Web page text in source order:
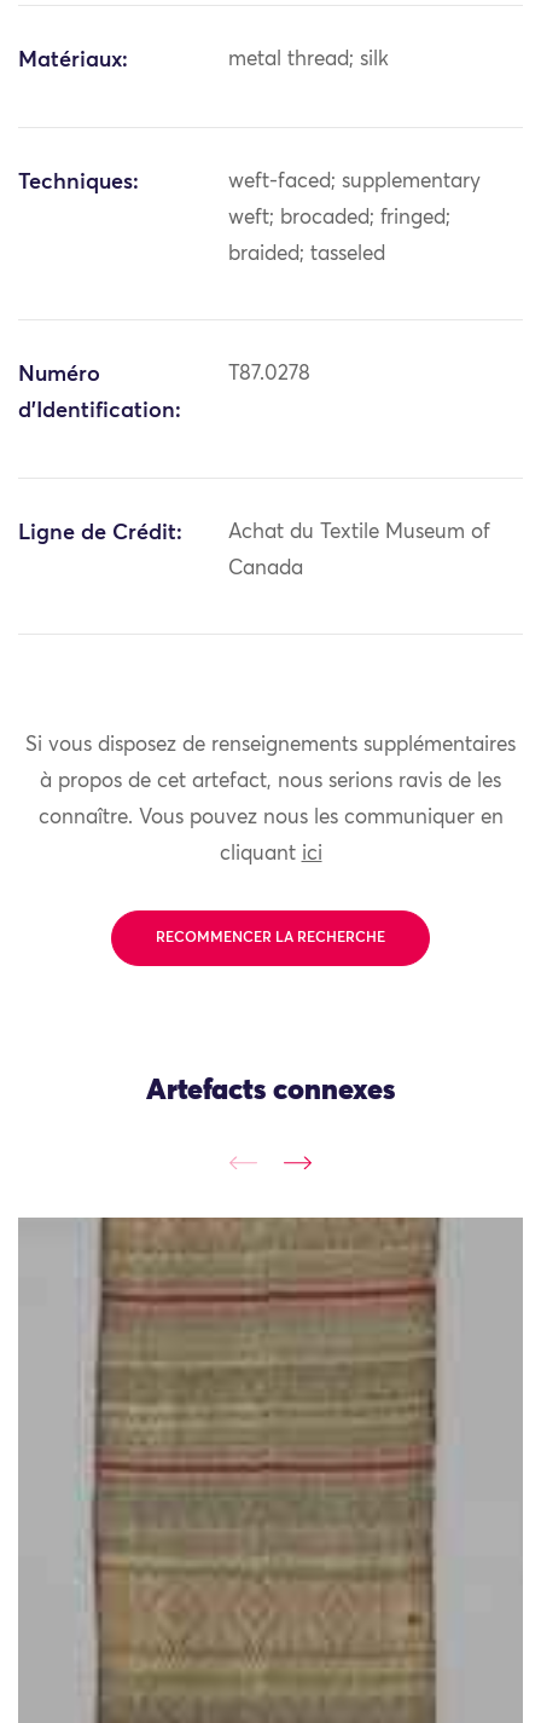
Matériaux: metal thread; silk
Techniques:
weft-faced; supplementary
weft; brocaded; fringed;
braided; tasseled
Numéro
d'Identification:
T87.0278
Ligne de Crédit:
Achat du Textile Museum of
Canada
Si vous disposez de renseignements supplémentaires
à propos de cet artefact, nous serions ravis de les
connaître. Vous pouvez nous les communiquer en
cliquant ici
RECOMMENCER LA RECHERCHE
Artefacts connexes